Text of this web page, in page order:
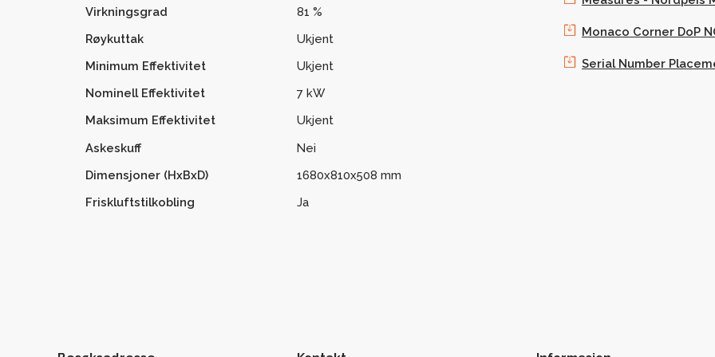
Virkningsgrad 81 %
Røykuttak Ukjent
Minimum Effektivitet Ukjent
Nominell Effektivitet 7 kW
Maksimum Effektivitet Ukjent
Askeskuff Nei
Dimensjoner (HxBxD) 1680x810x508 mm
Friskluftstilkobling Ja
Monaco Corner DoP
Serial Number